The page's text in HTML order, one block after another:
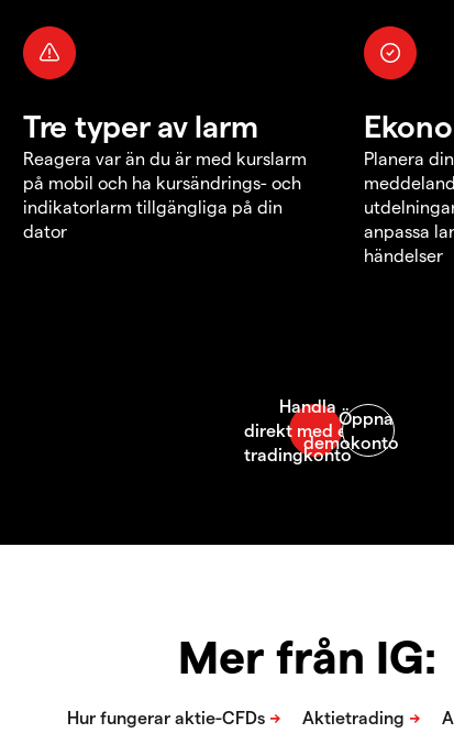
Tre typer av larm
Reagera var än du är med kurslarm
på mobil och ha kursändrings- och
indikatorlarm tillgängliga på din
dator
Planera
anpassa
händelser
Mer från IG: